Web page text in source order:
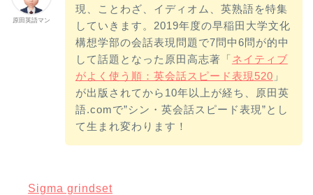
原田英語マン
現、ことわざ、イディオム、英熟語を特集
していきます。2019年度の早稲田大学文化
構想学部の会話表現問題で7問中6問が的中
して話題となった原田高志著「ネイティブ
がよく使う順：英会話スピード表現520 」
が出版されてから10年以上が経ち、原田英
語.comで”シン・英会話スピード表現”とし
て生まれ変わります！
Sigma grindset